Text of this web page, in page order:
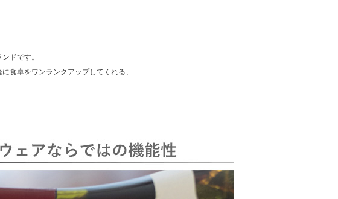
ドです。
食卓をワンランクアップしてくれる、